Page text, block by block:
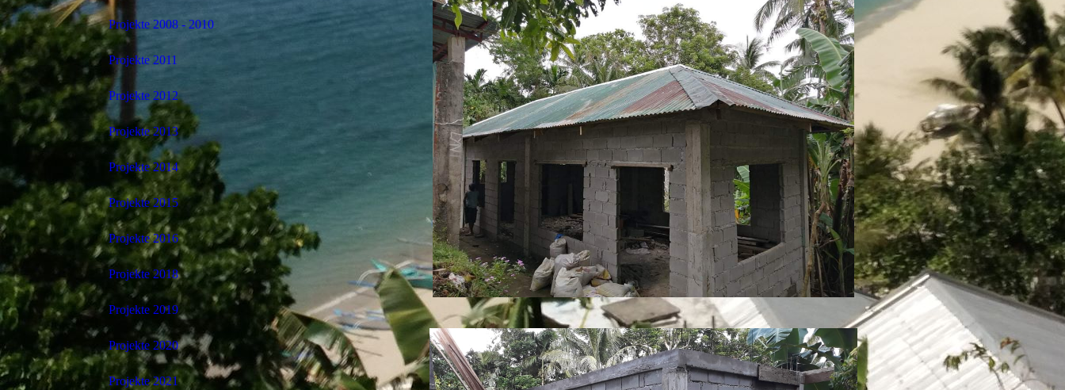
Projekte 2008 - 2010
Projekte 2011
Projekte 2012
Projekte 2013
Projekte 2014
Projekte 2015
Projekte 2016
Projekte 2018
Projekte 2019
Projekte 2020
Projekte 2021